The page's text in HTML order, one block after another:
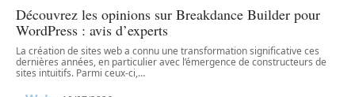
Découvrez les opinions sur Breakdance Builder pour
WordPress : avis d’experts
La création de sites web a connu une transformation significative ces
dernières années, en particulier avec l’émergence de constructeurs de
sites intuitifs. Parmi ceux-ci,…